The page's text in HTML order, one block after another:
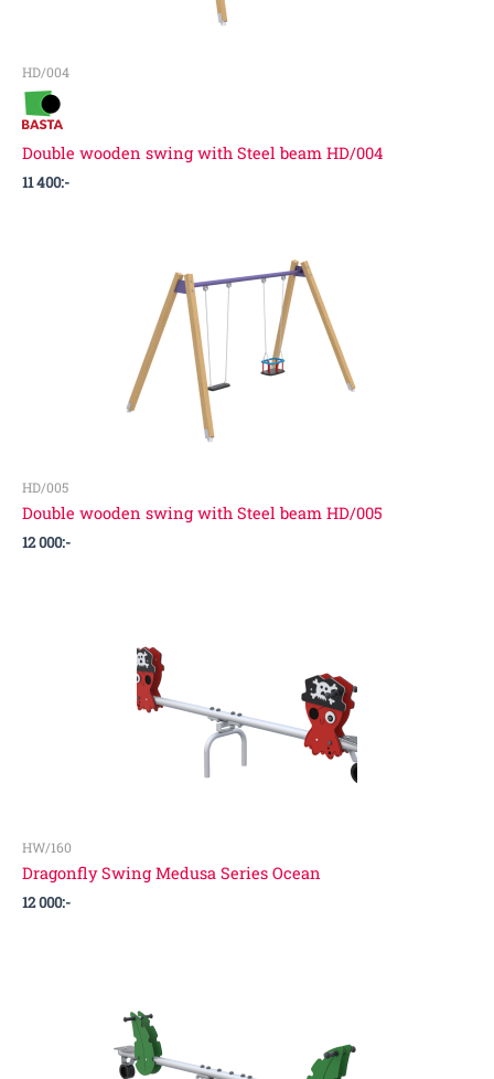
HD/004
Double wooden swing with Steel beam HD/004
11 400:-
HD/005
Double wooden swing with Steel beam HD/005
12 000:-
HW/160
Dragonfly Swing Medusa Series Ocean
12 000:-